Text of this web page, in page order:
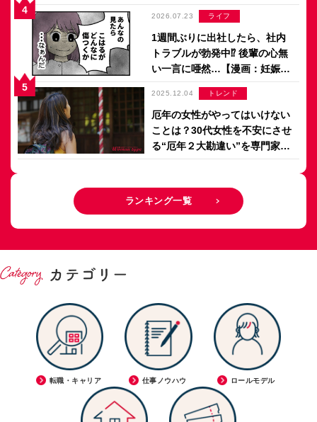
のアパレル日記 by ぼのこ】
2026.07.23 ライフ
1週間ぶりに出社したら、社内
トラブルが勃発中⁉ 後輩の心無
い一言に唖然…【漫画：妊娠し
ないのは、誰のせい？】
2025.12.04 トレンド
厄年の女性がやってはいけない
ことは？30代女性を不安にさせ
る“厄年２大勘違い”を専門家が
解説【2026年版厄年早見表付
ランキング一覧
転職・キャリア 仕事ノウハウ ロールモデル